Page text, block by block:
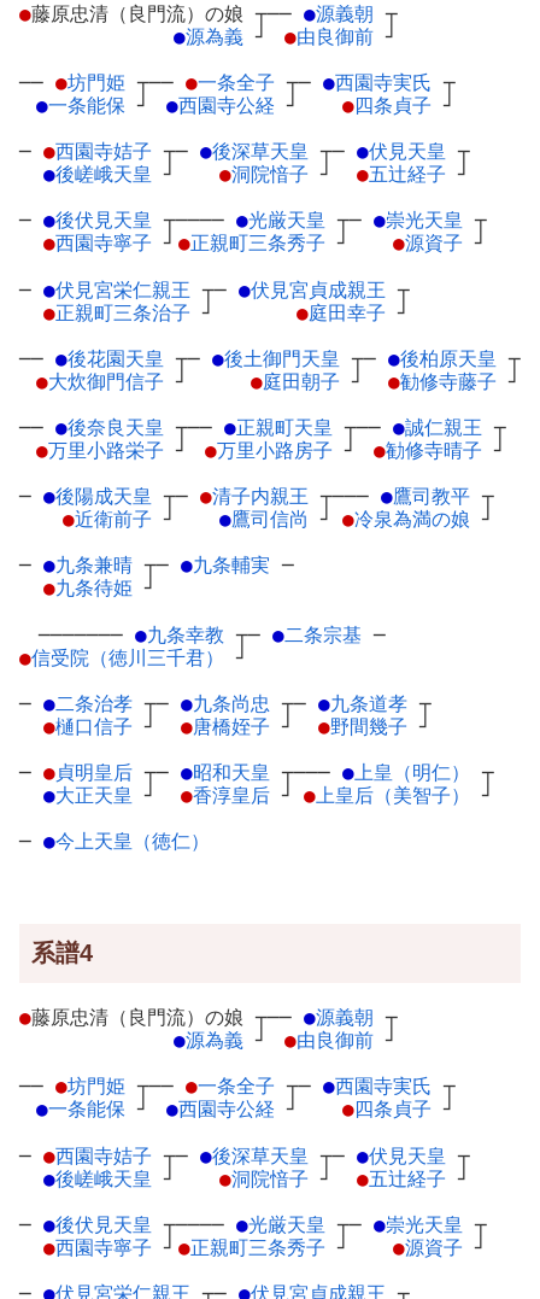
●藤原忠清（良門流）の娘 ┬
●源為義 ┘
── ●源義朝 ┬
●由良御前 ┘
── ●坊門姫 ┬
●一条能保 ┘
── ●一条全子 ┬
●西園寺公経 ┘
─ ●西園寺実氏 ┬
●四条貞子 ┘
─ ●西園寺姞子 ┬
●後嵯峨天皇 ┘
─ ●後深草天皇 ┬
●洞院愔子 ┘
─ ●伏見天皇 ┬
●五辻経子 ┘
─ ●後伏見天皇 ┬
●西園寺寧子 ┘
──── ●光厳天皇 ┬
●正親町三条秀子 ┘
─ ●崇光天皇 ┬
●源資子 ┘
─ ●伏見宮栄仁親王 ┬
●正親町三条治子 ┘
─ ●伏見宮貞成親王 ┬
●庭田幸子 ┘
── ●後花園天皇 ┬
●大炊御門信子 ┘
─ ●後土御門天皇 ┬
●庭田朝子 ┘
─ ●後柏原天皇 ┬
●勧修寺藤子 ┘
── ●後奈良天皇 ┬
●万里小路栄子 ┘
── ●正親町天皇 ┬
●万里小路房子 ┘
── ●誠仁親王 ┬
●勧修寺晴子 ┘
─ ●後陽成天皇 ┬
●近衛前子 ┘
─ ●清子内親王 ┬
●鷹司信尚 ┘
─── ●鷹司教平 ┬
●冷泉為満の娘 ┘
─ ●九条兼晴 ┬
●九条待姫 ┘
─ ●九条輔実 ─
─────── ●九条幸教 ┬
●信受院（徳川三千君） ┘
─ ●二条宗基 ─
─ ●二条治孝 ┬
●樋口信子 ┘
─ ●九条尚忠 ┬
●唐橋姪子 ┘
─ ●九条道孝 ┬
●野間幾子 ┘
─ ●貞明皇后 ┬
●大正天皇 ┘
─ ●昭和天皇 ┬
●香淳皇后 ┘
─── ●上皇（明仁）
┬
●上皇后（美智子） ┘
─ ●今上天皇（徳仁）
系譜4
●藤原忠清（良門流）の娘 ┬
●源為義 ┘
── ●源義朝 ┬
●由良御前 ┘
── ●坊門姫 ┬
●一条能保 ┘
── ●一条全子 ┬
●西園寺公経 ┘
─ ●西園寺実氏 ┬
●四条貞子 ┘
─ ●西園寺姞子 ┬
●後嵯峨天皇 ┘
─ ●後深草天皇 ┬
●洞院愔子 ┘
─ ●伏見天皇 ┬
●五辻経子 ┘
─ ●後伏見天皇 ┬
●西園寺寧子 ┘
──── ●光厳天皇 ┬
●正親町三条秀子 ┘
─ ●崇光天皇 ┬
●源資子 ┘
─ ●伏見宮栄仁親王 ┬─ ●伏見宮貞成親王 ┬